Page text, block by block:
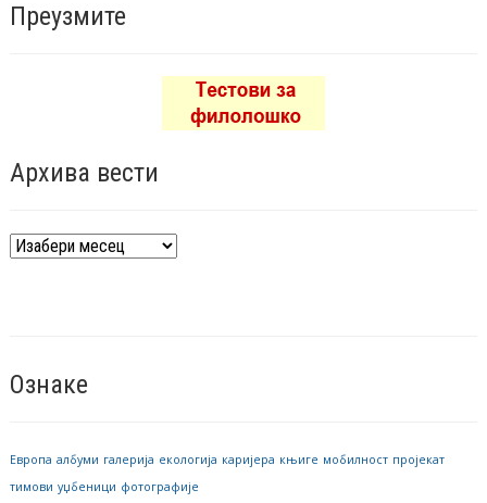
Преузмите
Архива вести
Архива
Ознаке
Европа албуми галерија екологија каријера књиге мобилност пројекат
тимови уџбеници фотографије